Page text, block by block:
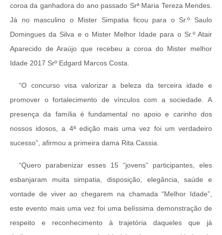
coroa da ganhadora do ano passado Srª Maria Tereza Mendes.
Já no masculino o Mister Simpatia ficou para o Sr.º Saulo
Domingues da Silva e o Mister Melhor Idade para o Sr.º Atair
Aparecido de Araújo que recebeu a coroa do Mister melhor
Idade 2017 Srº Edgard Marcos Costa.
“O concurso visa valorizar a beleza da terceira idade e
promover o fortalecimento de vínculos com a sociedade. A
presença da família é fundamental no apoio e carinho dos
nossos idosos, a 4ª edição mais uma vez foi um verdadeiro
sucesso”, afirmou a primeira dama Rita Cassia.
“Quero parabenizar esses 15 “jovens” participantes, eles
esbanjaram muita simpatia, disposição, elegância, saúde e
vontade de viver ao chegarem na chamada “Melhor Idade”,
este evento mais uma vez foi uma belíssima demonstração de
respeito e reconhecimento à trajetória daqueles que já